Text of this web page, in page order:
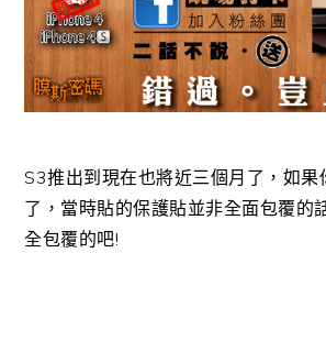
S3推出到現在也將近三個月了，如果
了，當時貼的保護貼並非全面包覆的
全包覆的吧!